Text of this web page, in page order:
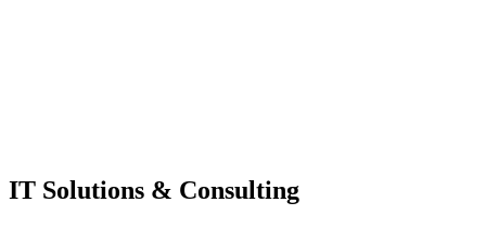
IT Solutions & Consulting